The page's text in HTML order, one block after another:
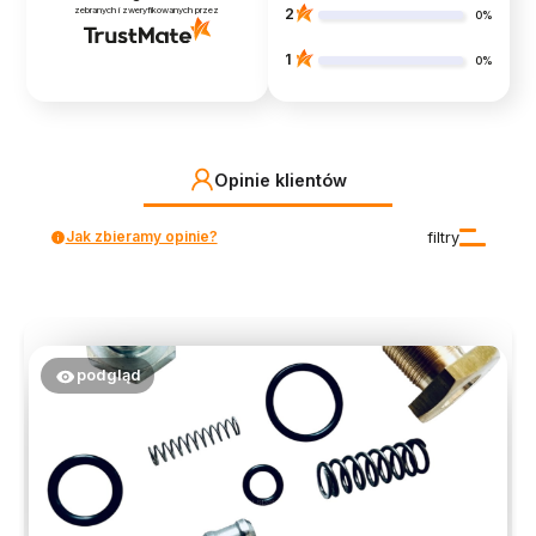
zebranych i zweryfikowanych przez 2 0%
1 0%
Opinie klientów
filtry
Jak zbieramy opinie?
podgląd